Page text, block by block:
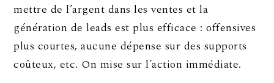
mettre de l’argent dans les ventes et la
génération de leads est plus efficace : offensives
plus courtes, aucune dépense sur des supports
coûteux, etc. On mise sur l’action immédiate.